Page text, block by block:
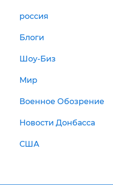
россия
Блоги
Шоу-Биз
Мир
Военное Обозрение
Новости Донбасса
США